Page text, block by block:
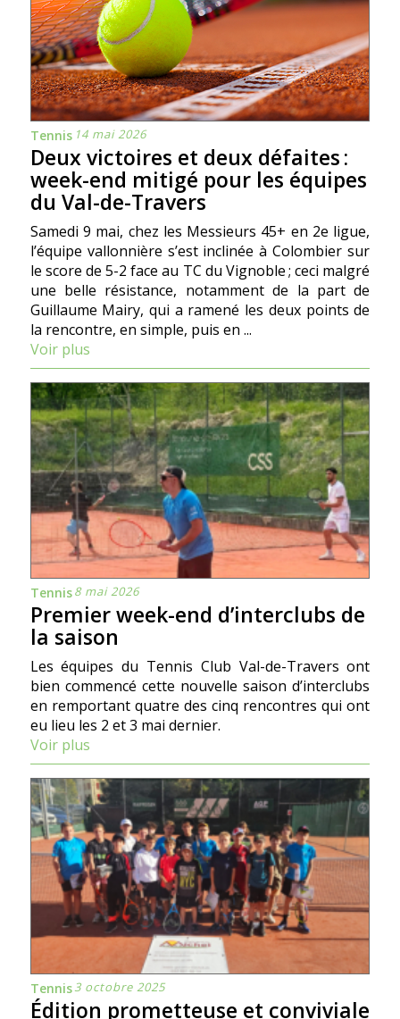
Tennis 14 mai 2026
Deux victoires et deux défaites :
week-end mitigé pour les équipes
du Val-de-Travers
Samedi 9 mai, chez les Messieurs 45+ en 2e ligue,
l’équipe vallonnière s’est inclinée à Colombier sur
le score de 5-2 face au TC du Vignoble ; ceci malgré
une belle résistance, notamment de la part de
Guillaume Mairy, qui a ramené les deux points de
la rencontre, en simple, puis en ...
Voir plus
Tennis8 mai 2026
Premier week-end d’interclubs de
la saison
Les équipes du Tennis Club Val-de-Travers ont
bien commencé cette nouvelle saison d’interclubs
en remportant quatre des cinq rencontres qui ont
eu lieu les 2 et 3 mai dernier.
Voir plus
Tennis3 octobre 2025
Édition prometteuse et conviviale